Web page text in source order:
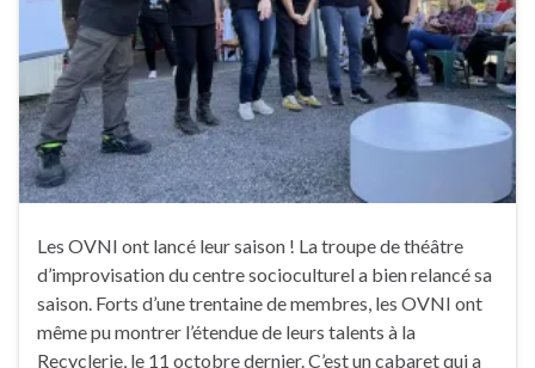
Les OVNI ont lancé leur saison ! La troupe de théâtre
d’improvisation du centre socioculturel a bien relancé sa
saison. Forts d’une trentaine de membres, les OVNI ont
même pu montrer l’étendue de leurs talents à la
Recyclerie, le 11 octobre dernier. C’est un cabaret qui a